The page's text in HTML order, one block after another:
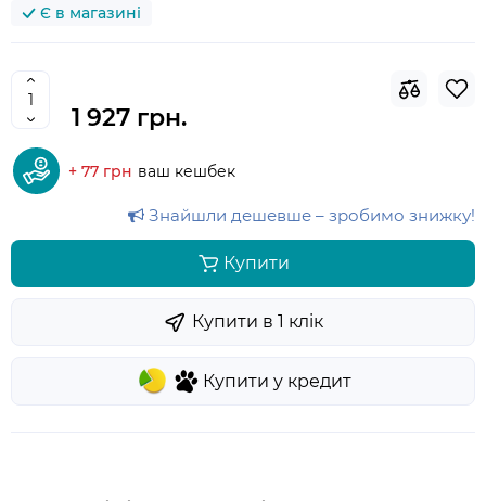
Є в магазині
1 927 грн.
+ 77 грн ваш кешбек
Знайшли дешевше – зробимо знижку!
Купити
Купити у кредит
Купити в 1 клiк